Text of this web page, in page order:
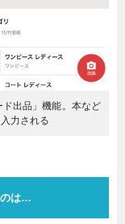
出品」機能。本など
力される
のは…